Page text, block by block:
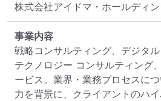
株式会社アイドマ・ホールディ
事業内容
戦略コンサルティング、デジタル
テクノロジー コンサルティング
ービス。業界・業務プロセスに
力を背景に、クライアントのハ